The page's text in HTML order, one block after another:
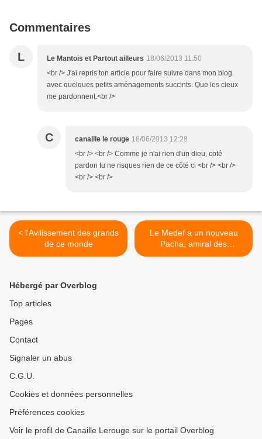
Commentaires
L Le Mantois et Partout ailleurs 18/06/2013 11:50
<br /> J'ai repris ton article pour faire suivre dans mon blog.
avec quelques petits aménagements succints. Que les cieux
me pardonnent.<br />
C canaille le rouge 18/06/2013 12:28
<br /> <br /> Comme je n'ai rien d'un dieu, coté
pardon tu ne risques rien de ce côté ci <br /> <br />
<br /> <br />
< l'Avilissement des grands
de ce monde
Le Medef a un nouveau
Pacha, amiral des
torpilleurs >
Hébergé par Overblog
Top articles
Pages
Contact
Signaler un abus
C.G.U.
Cookies et données personnelles
Préférences cookies
Voir le profil de Canaille Lerouge sur le portail Overblog